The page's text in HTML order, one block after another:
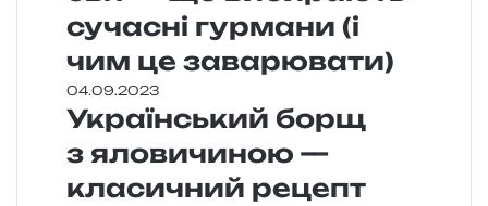
сучасні гурмани (і
чим це заварювати)
04.09.2023
Український борщ
з яловичиною —
класичний рецепт